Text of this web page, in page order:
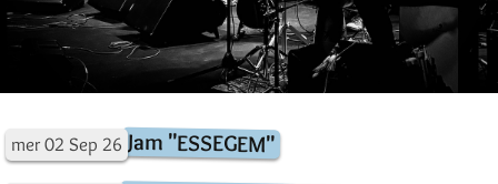
mer 02 Sep 26 Jam "ESSEGEM"